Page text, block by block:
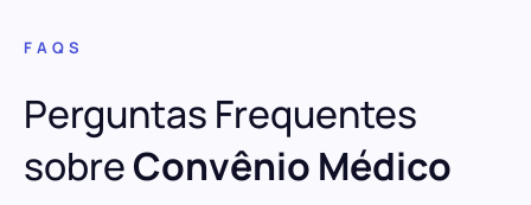
FAQS
Perguntas Frequentes
sobreConvênio Médico